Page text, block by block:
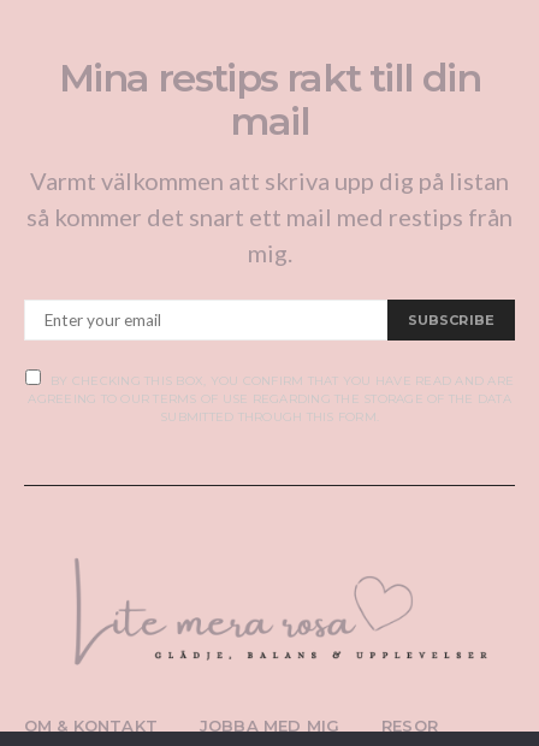
Mina restips rakt till din
mail
Varmt välkommen att skriva upp dig på listan
så kommer det snart ett mail med restips från
mig.
SUBSCRIBE
BY CHECKING THIS BOX, YOU CONFIRM THAT YOU HAVE READ AND ARE
AGREEING TO OUR TERMS OF USE REGARDING THE STORAGE OF THE DATA
SUBMITTED THROUGH THIS FORM.
OM & KONTAKT JOBBA MED MIG
RESOR